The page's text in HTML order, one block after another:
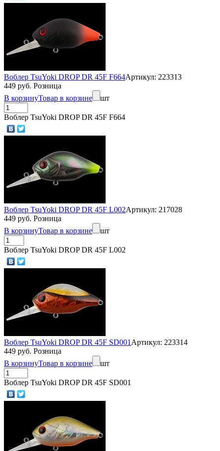
Воблер TsuYoki DROP DR 45F F664Артикул: 223313
449 руб. Розница
В корзинуТовар в корзине шт
Воблер TsuYoki DROP DR 45F F664
Воблер TsuYoki DROP DR 45F L002Артикул: 217028
449 руб. Розница
В корзинуТовар в корзине шт
Воблер TsuYoki DROP DR 45F L002
Воблер TsuYoki DROP DR 45F SD001 Артикул: 223314
449 руб. Розница
В корзинуТовар в корзине шт
Воблер TsuYoki DROP DR 45F SD001